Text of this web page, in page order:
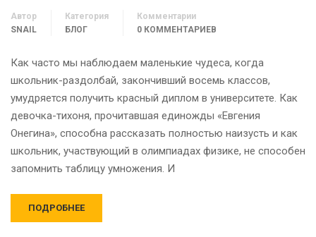
Автор
SNAIL
Категория
БЛОГ
Комментарии
0 КОММЕНТАРИЕВ
Как часто мы наблюдаем маленькие чудеса, когда
школьник-раздолбай, закончивший восемь классов,
умудряется получить красный диплом в университете. Как
девочка-тихоня, прочитавшая единожды «Евгения
Онегина», способна рассказать полностью наизусть и как
школьник, участвующий в олимпиадах физике, не способен
запомнить таблицу умножения. И
ПОДРОБНЕЕ